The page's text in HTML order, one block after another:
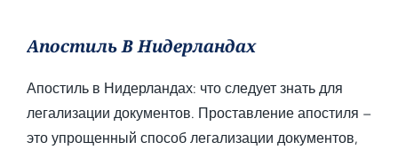
Апостиль В Нидерландах
Апостиль в Нидерландах: что следует знать для
легализации документов. Проставление апостиля –
это упрощенный способ легализации документов,